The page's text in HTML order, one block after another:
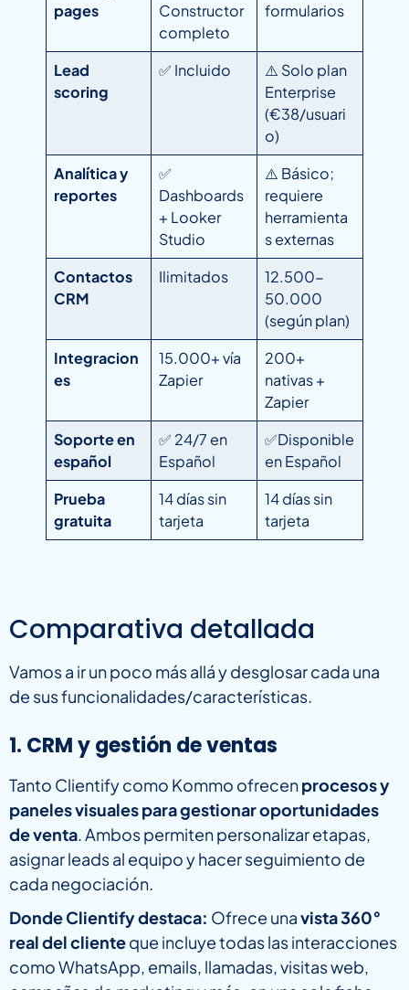
pages
Constructor
completo
formularios
Lead
scoring
✅ Incluido
⚠️ Solo plan
Enterprise
(€38/usuari
o)
Analítica y
reportes
✅
Dashboards
+ Looker
Studio
⚠️ Básico;
requiere
herramienta
s externas
Contactos
CRM
Ilimitados
12.500-
50.000
(según plan)
Integracion
es
15.000+ vía
Zapier
200+
nativas +
Zapier
Soporte en
español
✅ 24/7 en
Español
✅Disponible
en Español
Prueba
gratuita
14 días sin
tarjeta
14 días sin
tarjeta
Comparativa detallada
Vamos a ir un poco más allá y desglosar cada una
de sus funcionalidades/características.
1. CRM y gestión de ventas
Tanto Clientify como Kommo ofrecenprocesos y
paneles visuales para gestionar oportunidades
de venta. Ambos permiten personalizar etapas,
asignar leads al equipo y hacer seguimiento de
cada negociación.
Donde Clientify destaca: Ofrece unavista 360°
real del clienteque incluye todas las interacciones
como WhatsApp, emails, llamadas, visitas web,